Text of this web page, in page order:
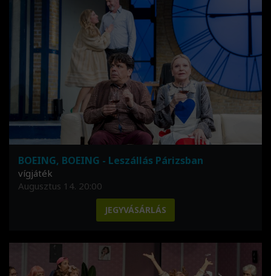
BOEING, BOEING - Leszállás Párizsban
vígjáték
Augusztus 14. 20:00
JEGYVÁSÁRLÁS